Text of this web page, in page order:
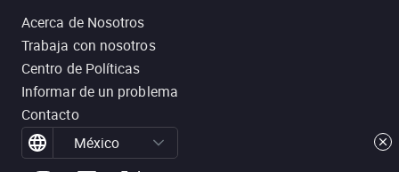
Acerca de Nosotros
Trabaja con nosotros
Centro de Políticas
Informar de un problema
Contacto
México